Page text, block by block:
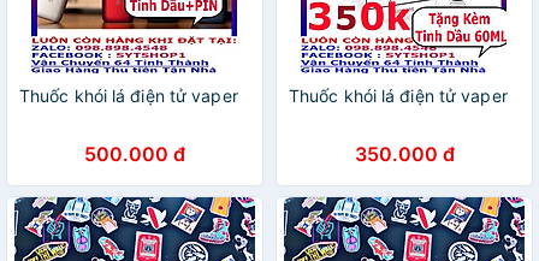
Thuốc khói lá điện tử vaper
500.000 đ
Thuốc khói lá điện tử vaper
350.000 đ